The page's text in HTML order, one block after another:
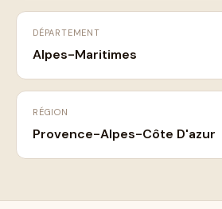
DÉPARTEMENT
Alpes-Maritimes
RÉGION
Provence-Alpes-Côte D'azur